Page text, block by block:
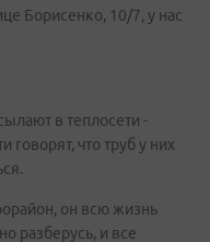
Борисенко, 10/7, у нас
в теплосети -
говорят, что труб у них
он всю жизнь
разберусь, и все